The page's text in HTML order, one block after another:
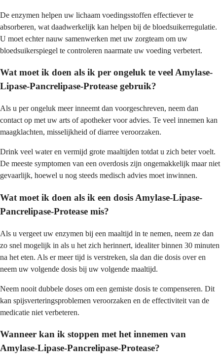
De enzymen helpen uw lichaam voedingsstoffen effectiever te
absorberen, wat daadwerkelijk kan helpen bij de bloedsuikerregulatie.
U moet echter nauw samenwerken met uw zorgteam om uw
bloedsuikerspiegel te controleren naarmate uw voeding verbetert.
Wat moet ik doen als ik per ongeluk te veel Amylase-
Lipase-Pancrelipase-Protease gebruik?
Als u per ongeluk meer inneemt dan voorgeschreven, neem dan
contact op met uw arts of apotheker voor advies. Te veel innemen kan
maagklachten, misselijkheid of diarree veroorzaken.
Drink veel water en vermijd grote maaltijden totdat u zich beter voelt.
De meeste symptomen van een overdosis zijn ongemakkelijk maar niet
gevaarlijk, hoewel u nog steeds medisch advies moet inwinnen.
Wat moet ik doen als ik een dosis Amylase-Lipase-
Pancrelipase-Protease mis?
Als u vergeet uw enzymen bij een maaltijd in te nemen, neem ze dan
zo snel mogelijk in als u het zich herinnert, idealiter binnen 30 minuten
na het eten. Als er meer tijd is verstreken, sla dan die dosis over en
neem uw volgende dosis bij uw volgende maaltijd.
Neem nooit dubbele doses om een gemiste dosis te compenseren. Dit
kan spijsverteringsproblemen veroorzaken en de effectiviteit van de
medicatie niet verbeteren.
Wanneer kan ik stoppen met het innemen van
Amylase-Lipase-Pancrelipase-Protease?